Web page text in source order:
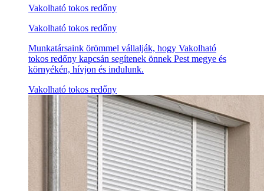
Vakolható tokos redőny
Vakolható tokos redőny
Munkatársaink örömmel vállalják, hogy Vakolható
tokos redőny kapcsán segítenek önnek Pest megye és
környékén, hívjon és indulunk.
Vakolható tokos redőny